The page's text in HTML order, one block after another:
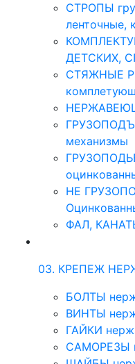
СТРОПЫ
ленточные,
ДЕТСКИХ,
СТЯЖНЫЕ
механизмы
НЕ
ФАЛ,
03. КРЕПЕЖ
БОЛТЫ
ВИНТЫ
ГАЙКИ
САМОРЕЗЫ